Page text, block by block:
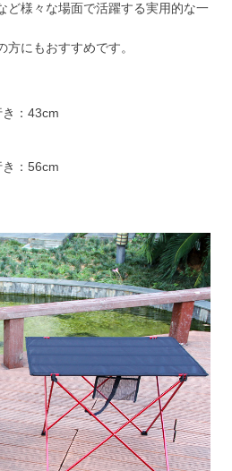
ど様々な場面で活躍する実用的な一
にもおすすめです。
：43cm
：56cm